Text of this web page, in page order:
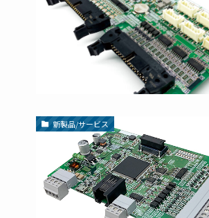
新製品/サービス